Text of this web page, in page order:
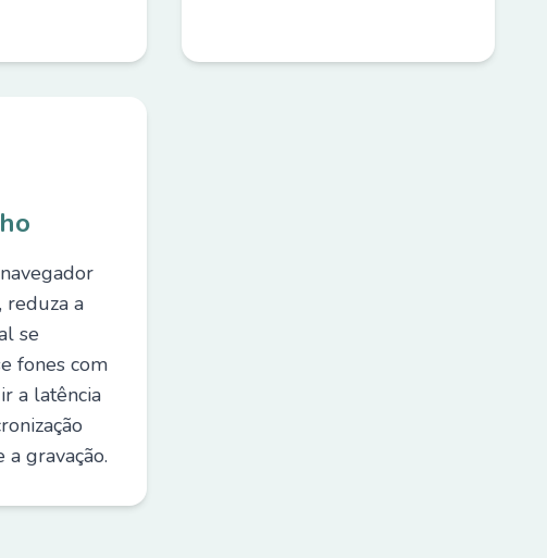
reduza a
se
fones com
a latência
a gravação.